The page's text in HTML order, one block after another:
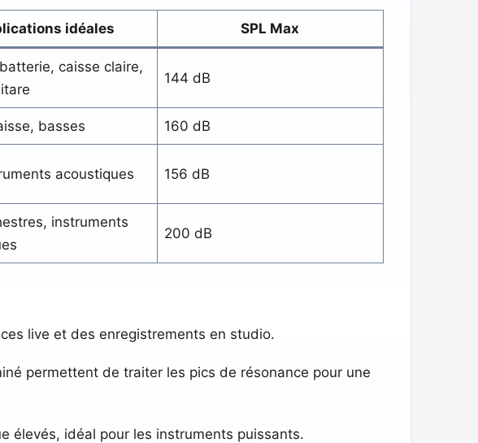
idéales SPL Max
caisse claire,
144 dB
basses 160 dB
acoustiques 156 dB
instruments
200 dB
live et des enregistrements en studio.
permettent de traiter les pics de résonance pour une
élevés, idéal pour les instruments puissants.